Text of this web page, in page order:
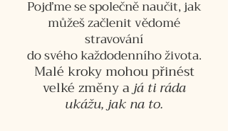
Pojďme se společně naučit, jak
můžeš začlenit vědomé
stravování
do svého každodenního života.
Malé kroky mohou přinést
velké změny ajá ti ráda
ukážu, jak na to.